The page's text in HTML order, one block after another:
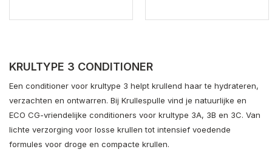
KRULTYPE 3 CONDITIONER
Een conditioner voor krultype 3 helpt krullend haar te hydrateren,
verzachten en ontwarren. Bij Krullespulle vind je natuurlijke en
ECO CG-vriendelijke conditioners voor krultype 3A, 3B en 3C. Van
lichte verzorging voor losse krullen tot intensief voedende
formules voor droge en compacte krullen.